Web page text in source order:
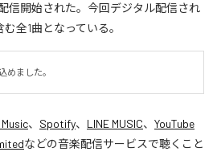
信開始された。今回デジタル配信され
全1曲となっている。
めました。
、 Spotify、 LINE MUSIC、 YouTube
などの音楽配信サービスで聴くこと